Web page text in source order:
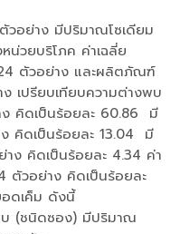
วอย่าง มีปริมาณโซเดียม
วยบริโภค ค่าเฉลี่ย
ตัวอย่าง และผลิตภัณฑ์
เปรียบเทียบความต่างพบ
ง คิดเป็นร้อยละ 60.86 มี
คิดเป็นร้อยละ 13.04 มี
าง คิดเป็นร้อยละ 4.34 ค่า
ตัวอย่าง คิดเป็นร้อยละ
ดเค็ม ดังนี้
บ (ชนิดซอง) มีปริมาณ